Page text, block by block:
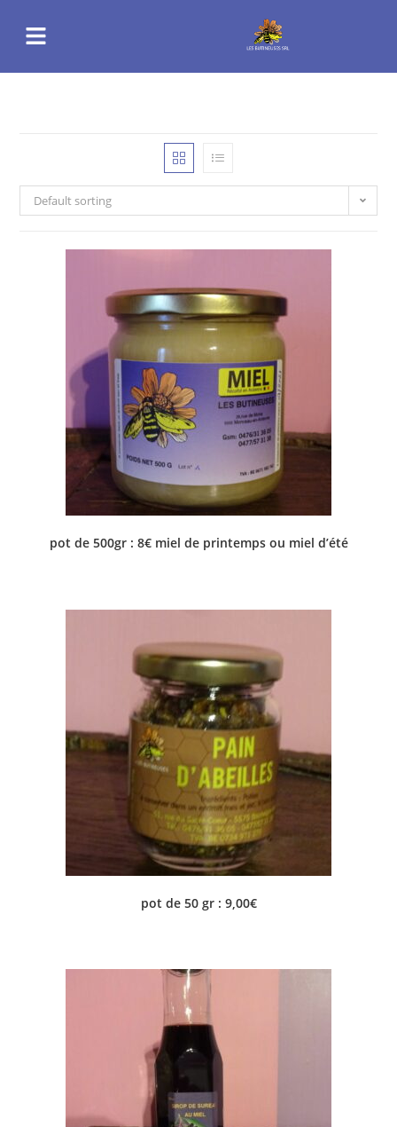
Default sorting
pot de 500gr : 8€ miel de printemps ou miel d’été
pot de 50 gr : 9,00€